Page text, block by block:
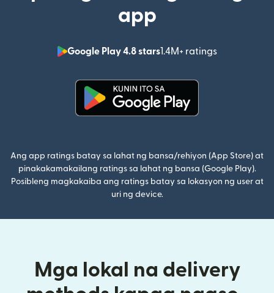
app
Google Play 4.8 stars1.4M+ ratings
(bubukas
Ang app ratings batay sa lahat ng bansa/rehiyon (App Store) at
pinakakamakailang ratings sa lahat ng bansa (Google Play).
Posibleng magkakaiba ang ratings batay sa lokasyon ng user at
uri ng device.
Mga lokal na delivery